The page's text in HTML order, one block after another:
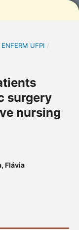
UFPI /
surgery
nursing
Flávia